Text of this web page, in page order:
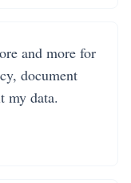
and more for
document
my data.